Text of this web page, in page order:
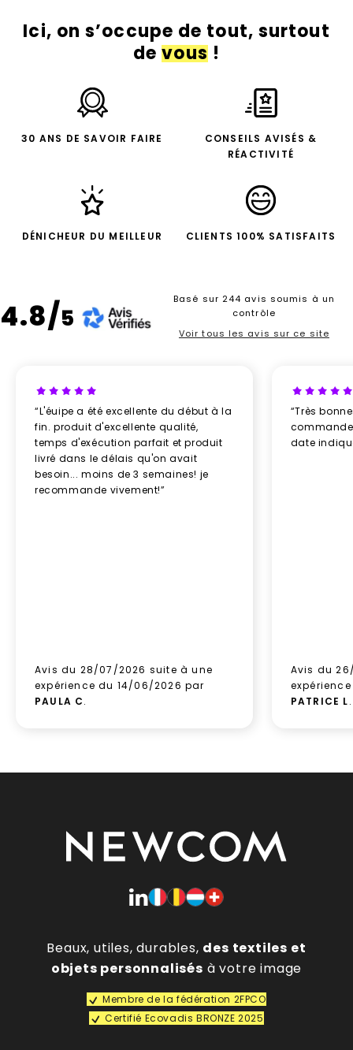
Ici, on s’occupe de tout, surtout
devous!
30 ANS DE SAVOIR FAIRE
CONSEILS AVISÉS &
RÉACTIVITÉ
DÉNICHEUR DU MEILLEUR CLIENTS 100% SATISFAITS
4.8/5
Basé sur 244 avis soumis à un
contrôle
Voir tous les avis sur ce site
“L'éuipe a été excellente du début à la
fin. produit d'excellente qualité,
temps d'exécution parfait et produit
livré dans le délais qu'on avait
besoin... moins de 3 semaines! je
recommande vivement!”
Avis du 28/07/2026 suite à une
expérience du 14/06/2026 par
PAULA C.
“Très
date
Avis du
PATRICE L.
Beaux, utiles, durables, des textiles et
objets personnalisés à votre image
Membre de la fédération 2FPCO
Certifié Ecovadis BRONZE 2025